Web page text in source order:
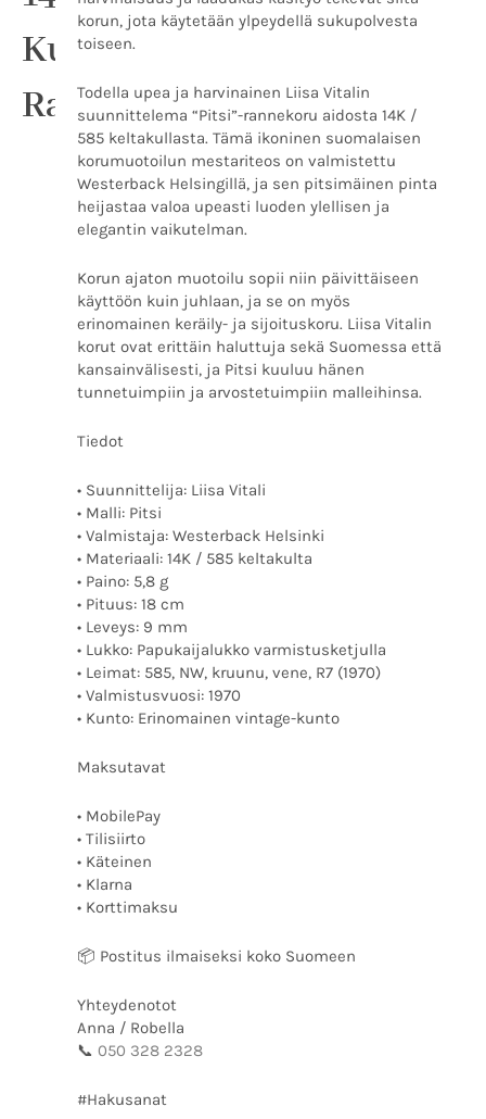
Kultainen
Rannekoru
korun, jota käytetään ylpeydellä sukupolvesta
toiseen.
Todella upea ja harvinainen Liisa Vitalin
suunnittelema “Pitsi”-rannekoru aidosta 14K /
585 keltakullasta. Tämä ikoninen suomalaisen
korumuotoilun mestariteos on valmistettu
Westerback Helsingillä, ja sen pitsimäinen pinta
heijastaa valoa upeasti luoden ylellisen ja
elegantin vaikutelman.
Korun ajaton muotoilu sopii niin päivittäiseen
käyttöön kuin juhlaan, ja se on myös
erinomainen keräily- ja sijoituskoru. Liisa Vitalin
korut ovat erittäin haluttuja sekä Suomessa että
kansainvälisesti, ja Pitsi kuuluu hänen
tunnetuimpiin ja arvostetuimpiin malleihinsa.
Tiedot
• Suunnittelija: Liisa Vitali
• Malli: Pitsi
• Valmistaja: Westerback Helsinki
• Materiaali: 14K / 585 keltakulta
• Paino: 5,8 g
• Pituus: 18 cm
• Leveys: 9 mm
• Lukko: Papukaijalukko varmistusketjulla
• Leimat: 585, NW, kruunu, vene, R7 (1970)
• Valmistusvuosi: 1970
• Kunto: Erinomainen vintage-kunto
Maksutavat
• MobilePay
• Tilisiirto
• Käteinen
• Klarna
• Korttimaksu
📦 Postitus ilmaiseksi koko Suomeen
Yhteydenotot
Anna / Robella
📞 050 328 2328
#Hakusanat